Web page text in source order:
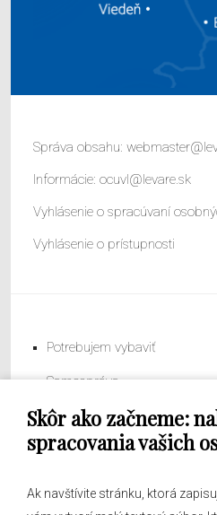
Skôr ako začneme:
spracovania vašich
Ak navštívite stránku, ktorá
Správa obsahu:
Informácie: ocuvl@levare.sk
Vyhlásenie o spracúvaní
Vyhlásenie o prístupnosti
Potrebujem vybaviť
Samospráva
Obecný úrad